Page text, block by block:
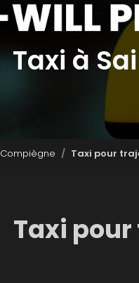
Taxi à
Compiègne Taxi pour
Taxi